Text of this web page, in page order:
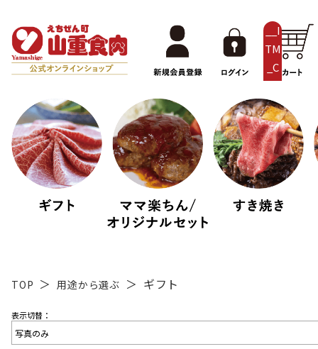
__I
TM
_C
NT
__
TOP 用途から選ぶ ギフト
表示切替：